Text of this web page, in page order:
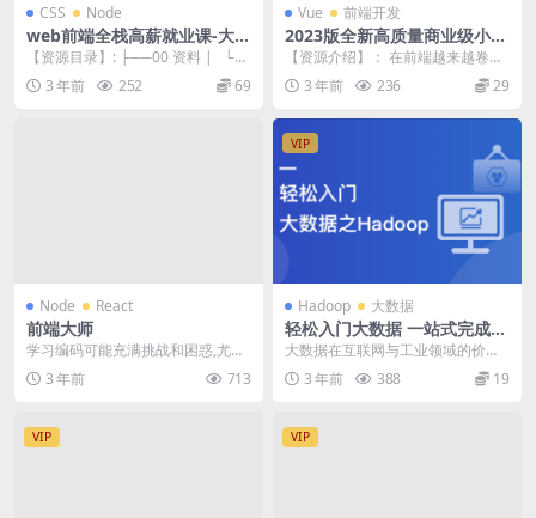
CSS Node
web前端全栈高薪就业课-大神
coderwhy出品
【资源目录】: ├──00 资料 | └─
─00 资料.exe 2.46G...
3 年前 252 69
Vue 前端开发
2023版全新高质量商业级小程
序全栈项目实战
【资源介绍】： 在前端越来越卷的
当下，学习全栈技术已经变得刻不
容缓。本课程带你从...
3 年前 236 29
Node React
前端大师
学习编码可能充满挑战和困惑,尤其
是当您不知道从哪里开始时。提高
编程能力的最佳方法...
3 年前 713
VIP
Hadoop 大数据
轻松入门大数据 一站式完成核
心能力构建 | 更新完结
大数据在互联网与工业领域的价值
不用赘言，随着人工智能、区块链
等技术越来越火热，许...
3 年前 388 19
VIP VIP